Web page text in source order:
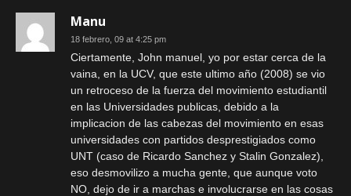
Manu
18 febrero, 09 at 4:25 pm
Ciertamente, John manuel, yo por estar cerca de la
vaina, en la UCV, que este ultimo año (2008) se vio
un retroceso de la fuerza del movimiento estudiantil
en las Universidades publicas, debido a la
implicacion de las cabezas del movimiento en esas
universidades con partidos desprestigiados como
UNT (caso de Ricardo Sanchez y Stalin Gonzalez),
eso desmovilizo a mucha gente, que aunque voto
NO, dejo de ir a marchas e involucrarse en las cosas